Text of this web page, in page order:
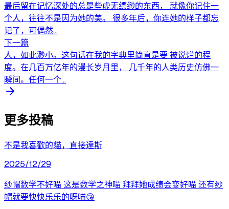
最后留在记忆深处的总是些虚无缥缈的东西， 就像你记住一
个人，往往不是因为她的美。 很多年后，你连她的样子都忘
记了，可偶然...
下一篇
人，如此渺小。这句话在我的字典里简直是要 被说烂的程
度。在几百万亿年的漫长岁月里， 几千年的人类历史仿佛一
瞬间。任何一个...
更多投稿
不是我喜歡的貓，直接達斯
2025/12/29
纱帽数学不好喵 这是数学之神喵 拜拜她成绩会变好喵 还有纱
帽就要快快乐乐的呀喵😘